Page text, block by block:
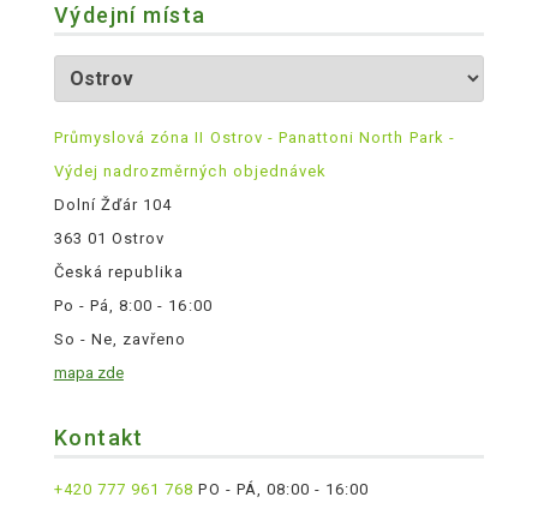
Výdejní místa
Průmyslová zóna II Ostrov - Panattoni North Park -
Výdej nadrozměrných objednávek
Dolní Žďár 104
363 01 Ostrov
Česká republika
Po - Pá, 8:00 - 16:00
So - Ne, zavřeno
mapa zde
Kontakt
+420 777 961 768 PO - PÁ, 08:00 - 16:00